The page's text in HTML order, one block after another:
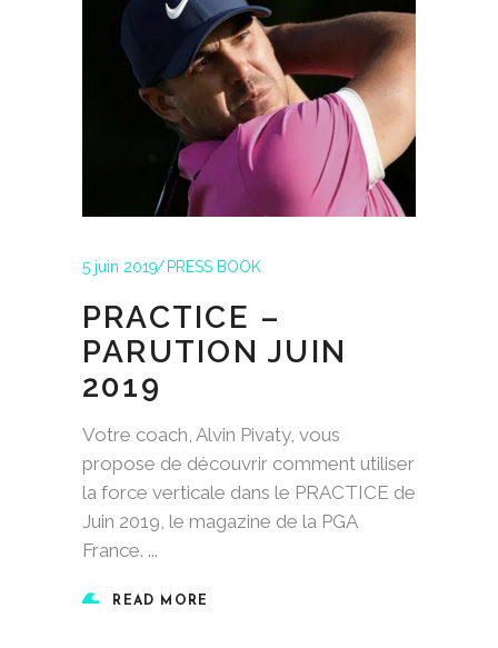
5 juin 2019 PRESS BOOK
PRACTICE –
PARUTION JUIN
2019
Votre coach, Alvin Pivaty, vous
propose de découvrir comment utiliser
la force verticale dans le PRACTICE de
Juin 2019, le magazine de la PGA
France.
READ MORE